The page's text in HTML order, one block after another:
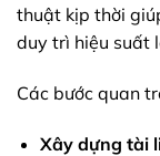
thuật kịp thời
duy trì hiệu suất
Các bước quan
Xây dựng tài